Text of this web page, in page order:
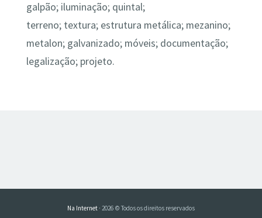
galpão; iluminação; quintal;
terreno; textura; estrutura metálica; mezanino;
metalon; galvanizado; móveis; documentação;
legalização; projeto.
Na Internet · 2026 © Todos os direitos reservados